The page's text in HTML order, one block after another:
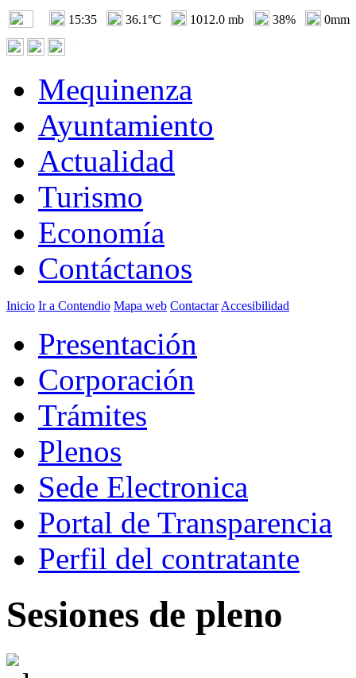
15:35 36.1°C 1012.0 mb 38% 0mm
Mequinenza
Ayuntamiento
Actualidad
Turismo
Economía
Contáctanos
Inicio Ir a Contendio Mapa web Contactar Accesibilidad
Presentación
Corporación
Trámites
Plenos
Sede Electronica
Portal de Transparencia
Perfil del contratante
Sesiones de pleno